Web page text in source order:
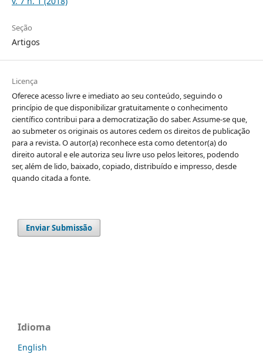
Seção
Artigos
Licença
Oferece acesso livre e imediato ao seu conteúdo, seguindo o
princípio de que disponibilizar gratuitamente o conhecimento
científico contribui para a democratização do saber. Assume-se que,
ao submeter os originais os autores cedem os direitos de publicação
para a revista. O autor(a) reconhece esta como detentor(a) do
direito autoral e ele autoriza seu livre uso pelos leitores, podendo
ser, além de lido, baixado, copiado, distribuído e impresso, desde
quando citada a fonte.
Enviar Submissão
Idioma
English